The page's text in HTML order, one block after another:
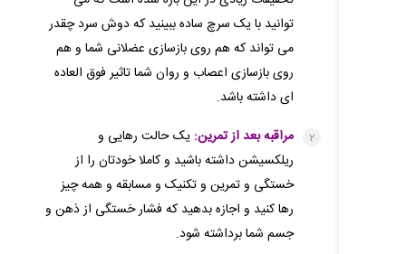
توانید با یک سرچ ساده ببینید که دوش سرد چقدر
می تواند که هم روی بازسازی عضلانی شما و هم
روی بازسازی اعصاب و روان شما تاثیر فوق العاده
ای داشته باشد.
مراقبه بعد از تمرین: یک حالت رهایی و
ریلکسیشن داشته باشید و کاملا خودتان را از
خستگی و تمرین و تکنیک و مسابقه و همه چیز
رها کنید و اجازه بدهید که فشار خستگی از ذهن و
جسم شما برداشته شود.